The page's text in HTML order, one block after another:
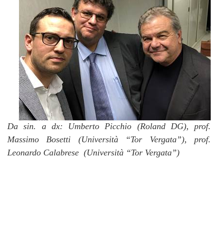
Da sin. a dx: Umberto Picchio (Roland DG), prof.
Massimo Bosetti (Università “Tor Vergata”), prof.
Leonardo Calabrese (Università “Tor Vergata”)